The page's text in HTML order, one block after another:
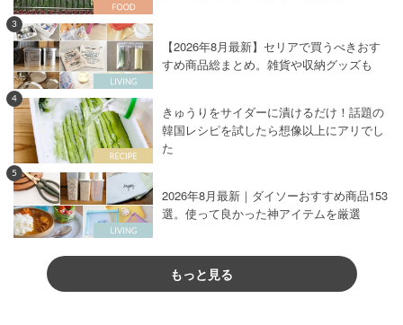
3
【2026年8月最新】セリアで買うべきおす
すめ商品総まとめ。雑貨や収納グッズも
4
きゅうりをサイダーに漬けるだけ！話題の
韓国レシピを試したら想像以上にアリでし
た
5
2026年8月最新｜ダイソーおすすめ商品153
選。使って良かった神アイテムを厳選
もっと見る